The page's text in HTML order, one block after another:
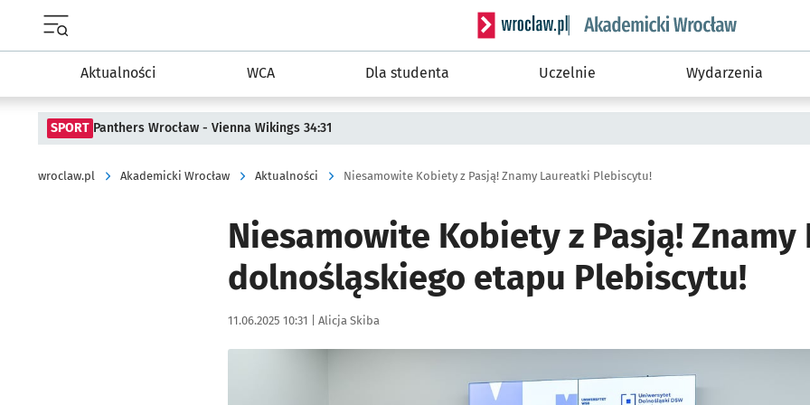
Menu główne portalu wroclaw.pl
Serwis informacyjny wroclaw.pl podserwis:
Aktualności WCA Dla studenta Uczelnie Wydarzenia
SPORT Panthers Wrocław - Vienna Wikings 34:31
wroclaw.pl Akademicki Wrocław Aktualności Niesamowite Kobiety z Pasją! Znamy Laureatki Plebiscytu!
Niesamowite Kobiety z Pasją!
dolnośląskiego etapu Plebiscytu!
Data publikacji:
11.06.2025 10:31 | Autor:
Alicja Skiba